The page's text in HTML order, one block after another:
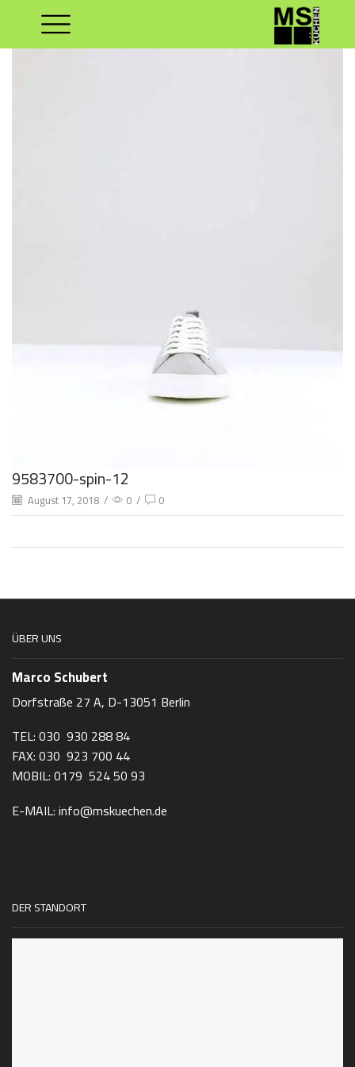
9583700-spin-12
August 17, 2018 / 0 / 0
ÜBER UNS
Marco Schubert
Dorfstraße 27 A, D-13051 Berlin
TEL: 030 930 288 84
FAX: 030 923 700 44
MOBIL: 0179 524 50 93
E-MAIL: info@mskuechen.de
DER STANDORT